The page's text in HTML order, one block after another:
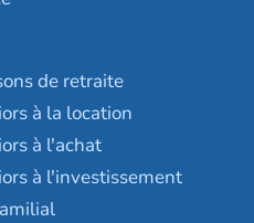
de retraite
à la location
à l'achat
à l'investissement